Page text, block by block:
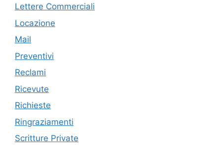
Lettere Commerciali
Locazione
Mail
Preventivi
Reclami
Ricevute
Richieste
Ringraziamenti
Scritture Private